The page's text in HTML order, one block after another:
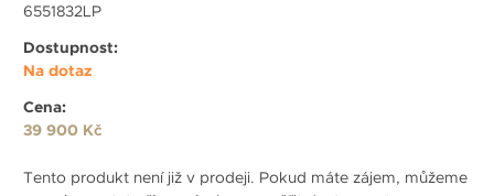
6551832LP
Dostupnost:
Na dotaz
Cena:
39 900 Kč
Tento produkt není již v prodeji. Pokud máte zájem, můžeme